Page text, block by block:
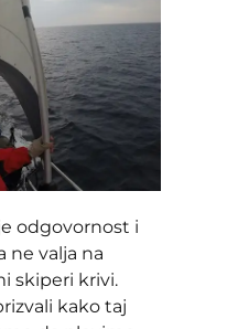
odgovornost i
ne valja na
skiperi krivi.
kako taj